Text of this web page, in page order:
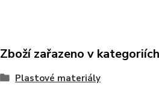
Zboží zařazeno v kategoriích
Plastové materiály